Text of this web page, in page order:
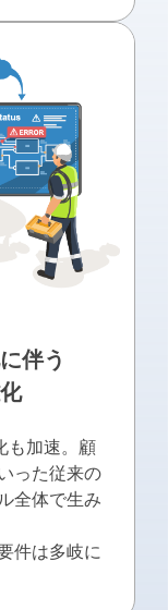
伴う
も加速。顧
った従来の
全体で⽣み
件は多岐に